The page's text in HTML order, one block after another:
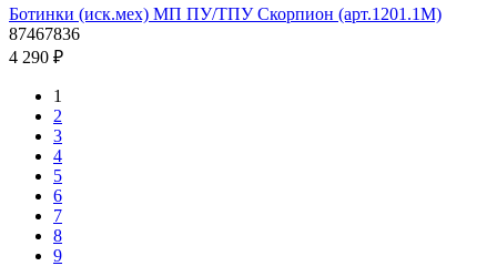
Ботинки (иск.мех) МП ПУ/ТПУ Скорпион (арт.1201.1М)
87467836
4 290 ₽
1
2
3
4
5
6
7
8
9